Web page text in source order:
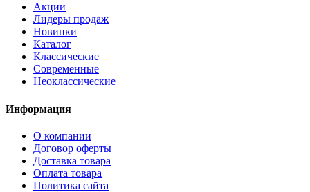
Акции
Лидеры продаж
Новинки
Каталог
Классические
Современные
Неоклассические
Информация
О компании
Договор оферты
Доставка товара
Оплата товара
Политика сайта